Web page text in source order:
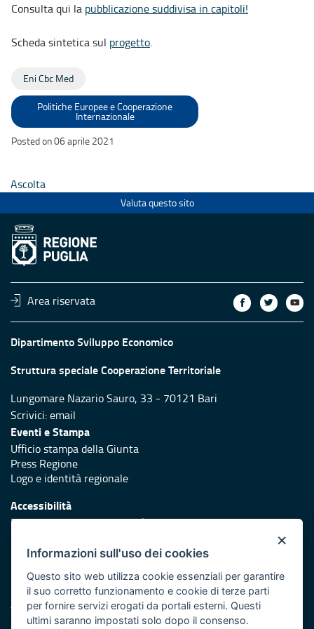
Consulta qui la pubblicazione suddivisa in capitoli!
Scheda sintetica sul progetto.
Eni Cbc Med
Politiche Europee e Cooperazione
Internazionale
Posted on 06 aprile 2021
Ascolta
Valuta questo sito
Area riservata
Dipartimento Sviluppo Economico
Struttura speciale Cooperazione Territoriale
Lungomare Nazario Sauro, 33 - 70121 Bari
Scrivici:email
Eventi e Stampa
Ufficio stampa della Giunta
Press Regione
Logo e identità regionale
Accessibilità
Dichiarazione di accessibilità
Redazione
Protezione civile
Vai al sito di Protezione Civile Puglia
×
Informazioni sull'uso dei cookies
Questo sito web utilizza cookie essenziali per garantire
il suo corretto funzionamento e cookie di terze parti
per fornire servizi erogati da portali esterni. Questi
ultimi saranno impostati solo dopo il consenso.